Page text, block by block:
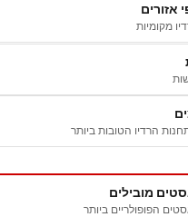
אזורים
מקומיות
הרדיו הטובות ביותר
מובילים
הפופולריים ביותר